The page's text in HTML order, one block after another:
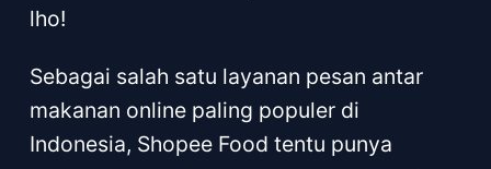
lho!
Sebagai salah satu layanan pesan antar
makanan online paling populer di
Indonesia, Shopee Food tentu punya